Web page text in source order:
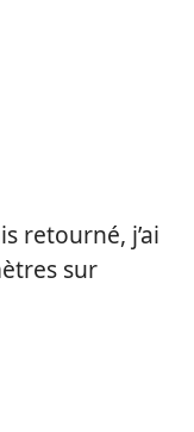
retourné, j’ai
sur